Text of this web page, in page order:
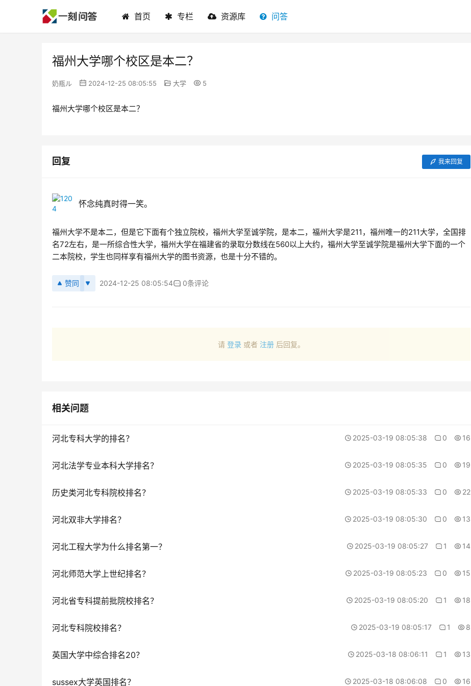
首页 专栏 资源库 问答
福州大学哪个校区是本二？
奶瓶ル 2024-12-25 08:05:55 大学 5
福州大学哪个校区是本二？
回复 我来回复
怀念纯真时得一笑。
福州大学不是本二，但是它下面有个独立院校，福州大学至诚学院，是本二，福州大学是211，福州唯一的211大学，全国排
名72左右，是一所综合性大学，福州大学在福建省的录取分数线在560以上大约，福州大学至诚学院是福州大学下面的一个
二本院校，学生也同样享有福州大学的图书资源，也是十分不错的。
赞同 2024-12-25 08:05:54 0条评论
请 登录 或者 注册 后回复。
相关问题
河北专科大学的排名？ 2025-03-19 08:05:38 0 16
河北法学专业本科大学排名？ 2025-03-19 08:05:35 0 19
历史类河北专科院校排名？ 2025-03-19 08:05:33 0 22
河北双非大学排名？ 2025-03-19 08:05:30 0 13
河北工程大学为什么排名第一？ 2025-03-19 08:05:27 1 14
河北师范大学上世纪排名？ 2025-03-19 08:05:23 0 15
河北省专科提前批院校排名？ 2025-03-19 08:05:20 1 18
河北专科院校排名？ 2025-03-19 08:05:17 1 8
英国大学中综合排名20？ 2025-03-18 08:06:11 1 13
sussex大学英国排名？ 2025-03-18 08:06:08 0 16